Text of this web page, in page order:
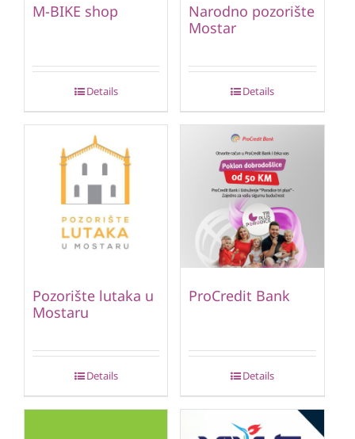
M-BIKE shop
Details
Narodno pozorište
Mostar
Details
Pozorište lutaka u
Mostaru
Details
ProCredit Bank
Details